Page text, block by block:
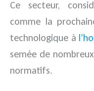
Ce secteur,
comme la
technologique à
semée de
normatifs.